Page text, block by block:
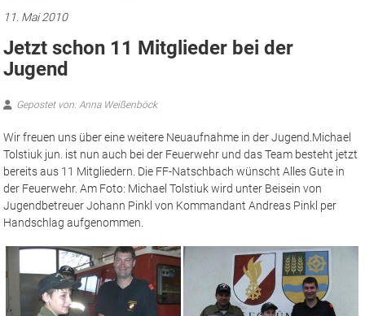
11. Mai 2010
Jetzt schon 11 Mitglieder bei der
Jugend
Gepostet von: Anna Weißenböck
Wir freuen uns über eine weitere Neuaufnahme in der Jugend. Michael
Tolstiuk jun. ist nun auch bei der Feuerwehr und das Team besteht jetzt
bereits aus 11 Mitgliedern. Die FF-Natschbach wünscht Alles Gute in
der Feuerwehr. Am Foto: Michael Tolstiuk wird unter Beisein von
Jugendbetreuer Johann Pinkl von Kommandant Andreas Pinkl per
Handschlag aufgenommen.